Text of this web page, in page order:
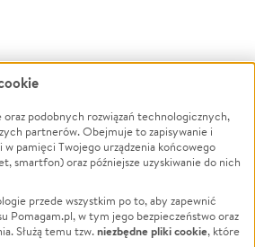
Powódź
Wichura
NGO
Edukacja
Podróż
podobnych rozwiązań technologicznych,
partnerów. Obejmuje to zapisywanie i
pamięci Twojego urządzenia końcowego
smartfon) oraz późniejsze uzyskiwanie do nich
przede wszystkim po to, aby zapewnić
Pomagam.pl, w tym jego bezpieczeństwo oraz
Służą temu tzw.niezbędne pliki cookie, które